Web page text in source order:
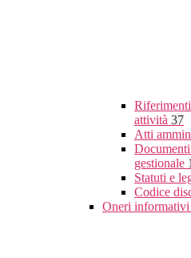
attività 37
Atti
gestionale
Statuti e
Codice
Oneri informativi